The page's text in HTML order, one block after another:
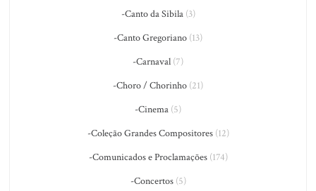
-Canto da Sibila(3)
-Canto Gregoriano (13)
-Carnaval (7)
-Choro / Chorinho (21)
-Cinema (5)
-Coleção Grandes Compositores(12)
-Comunicados e Proclamações(174)
-Concertos(5)